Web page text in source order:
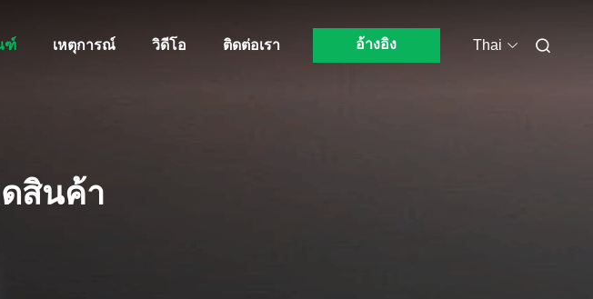
ฑ์ เหตุการณ์ วิดีโอ ติดต่อเรา อ้างอิง Thai
ดสินค้า